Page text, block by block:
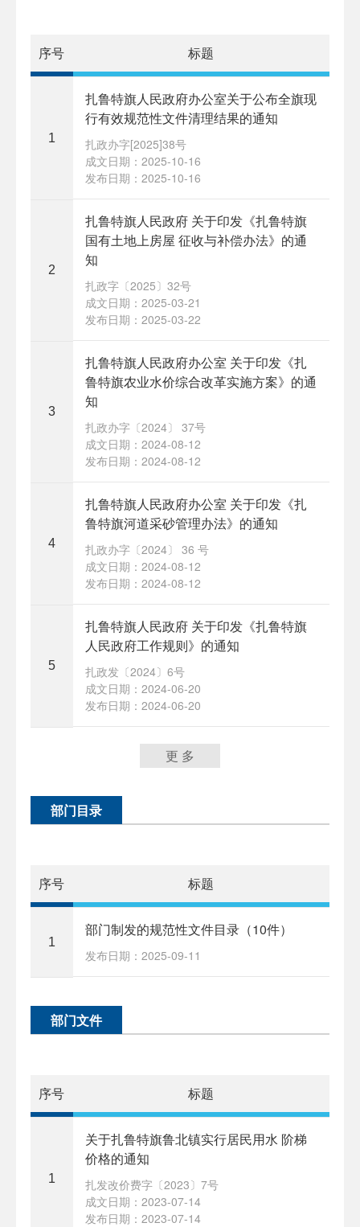
序号 标题
1
扎鲁特旗人民政府办公室关于公布全旗现
行有效规范性文件清理结果的通知
扎政办字[2025]38号
成文日期：2025-10-16
发布日期：2025-10-16
2
扎鲁特旗人民政府 关于印发《扎鲁特旗
国有土地上房屋 征收与补偿办法》的通
知
扎政字〔2025〕32号
成文日期：2025-03-21
发布日期：2025-03-22
3
扎鲁特旗人民政府办公室 关于印发《扎
鲁特旗农业水价综合改革实施方案》的通
知
扎政办字〔2024〕 37号
成文日期：2024-08-12
发布日期：2024-08-12
4
扎鲁特旗人民政府办公室 关于印发《扎
鲁特旗河道采砂管理办法》的通知
扎政办字〔2024〕 36 号
成文日期：2024-08-12
发布日期：2024-08-12
5
扎鲁特旗人民政府 关于印发《扎鲁特旗
人民政府工作规则》的通知
扎政发〔2024〕6号
成文日期：2024-06-20
发布日期：2024-06-20
更 多
部门目录
序号 标题
1
部门制发的规范性文件目录（10件）
发布日期：2025-09-11
部门文件
序号 标题
1
关于扎鲁特旗鲁北镇实行居民用水 阶梯
价格的通知
扎发改价费字〔2023〕7号
成文日期：2023-07-14
发布日期：2023-07-14